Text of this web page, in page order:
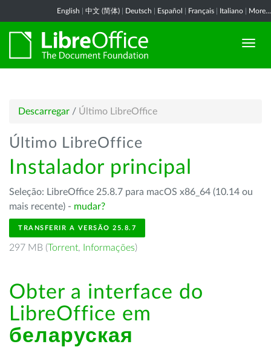
English 中文 (简体) Deutsch Español Français Italiano More...
Descarregar / Último LibreOffice
Último LibreOffice
Instalador principal
Seleção: LibreOffice 25.8.7 para macOS x86_64 (10.14 ou
mais recente) - mudar?
TRANSFERIR A VERSÃO 25.8.7
297 MB (Torrent, Informações)
Obter a interface do
LibreOffice em
беларуская